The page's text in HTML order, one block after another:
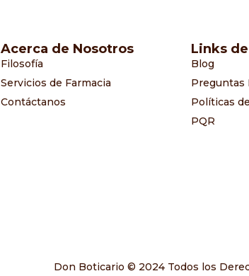
Acerca de Nosotros
Filosofía
Servicios de Farmacia
Contáctanos
Links
Blog
Preguntas
Políticas
PQR
Don Boticario © 2024 Todos los